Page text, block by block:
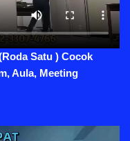
Satu ) Cocok
Aula, Meeting